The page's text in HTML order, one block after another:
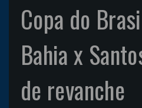
Copa do
Bahia x
de revanche